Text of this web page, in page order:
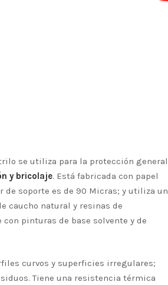
se utiliza para la protección general
y bricolaje. Está fabricada con papel
de soporte es de 90 Micras; y utiliza un
caucho natural y resinas de
pinturas de base solvente y de
curvos y superficies irregulares;
Tiene una resistencia térmica